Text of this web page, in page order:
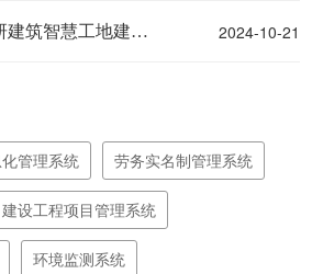
关于四川省住建厅调研建筑智慧工地建设工作 2024-10-21
管理系统 劳务实名制管理系统
建设工程项目管理系统
环境监测系统